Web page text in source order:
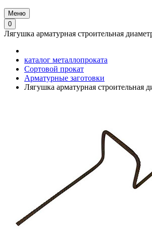
Меню
0
Лягушка арматурная строительная
каталог металлопроката
Сортовой прокат
Арматурные заготовки
Лягушка арматурная строительная